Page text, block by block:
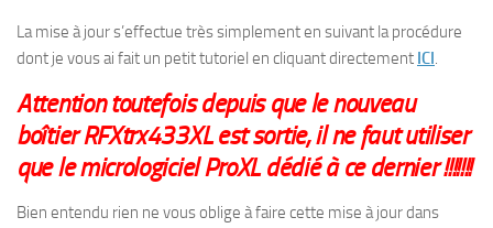
La mise à jour s’effectue très simplement en suivant la procédure
dont je vous ai fait un petit tutoriel en cliquant directement ICI.
Attention toutefois depuis que le nouveau
boîtier RFXtrx433XL est sortie, il ne faut utiliser
que le micrologiciel ProXL dédié à ce dernier !!!!!!!
Bien entendu rien ne vous oblige à faire cette mise à jour dans